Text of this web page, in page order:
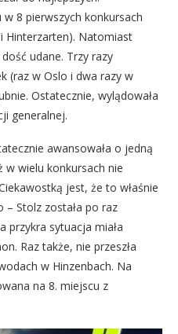
w 8 pierwszych konkursach
Hinterzarten). Natomiast
udane. Trzy razy
(raz w Oslo i dwa razy w
Ostatecznie, wylądowała
generalnej.
awansowała o jedną
wielu konkursach nie
jest, że to właśnie
– Stolz została po raz
przykra sytuacja miała
Raz także, nie przeszła
w Hinzenbach. Na
na 8. miejscu z